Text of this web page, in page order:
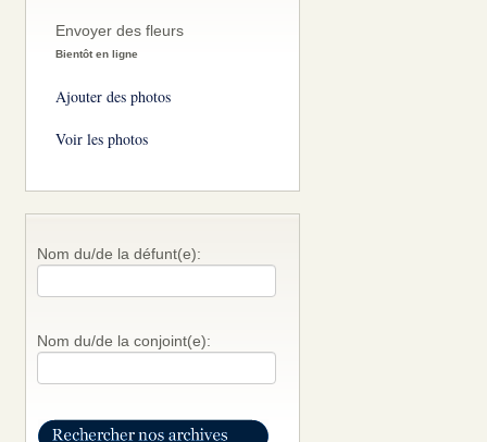
Envoyer des fleurs
Bientôt en ligne
Ajouter des photos
Voir les photos
Nom du/de la défunt(e):
Nom du/de la conjoint(e):